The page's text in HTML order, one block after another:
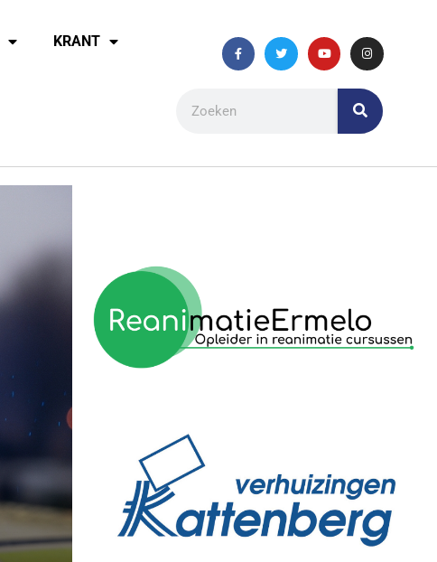
KRANT
NIEUWS NIEUWS HARDERWIJK
Harderwijk wil lokale
met nieuw
reanimatie ermelo